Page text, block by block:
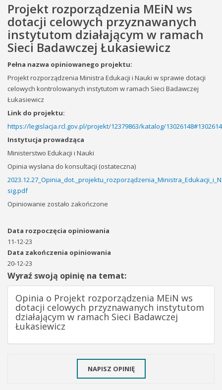
Projekt rozporządzenia MEiN ws
dotacji celowych przyznawanych
instytutom działającym w ramach
Sieci Badawczej Łukasiewicz
Pełna nazwa opiniowanego projektu:
Projekt rozporządzenia Ministra Edukacji i Nauki w sprawie dotacji
celowych kontrolowanych instytutom w ramach Sieci Badawczej
Łukasiewicz
Link do projektu:
https://legislacja.rcl.gov.pl/projekt/12379863/katalog/
Instytucja prowadząca
Ministerstwo Edukacji i Nauki
Opinia wysłana do konsultacji (ostateczna)
sig.pdf
Opiniowanie zostało zakończone
Data rozpoczęcia opiniowania
11-12-23
Data zakończenia opiniowania
20-12-23
Wyraź swoją opinię na temat:
Opinia o Projekt rozporządzenia MEiN ws
dotacji celowych przyznawanych instytutom
działającym w ramach Sieci Badawczej
Łukasiewicz
NAPISZ OPINIĘ